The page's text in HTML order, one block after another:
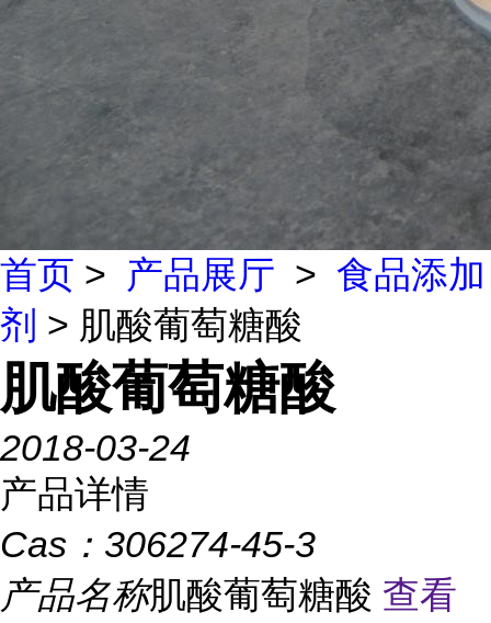
首页 > 产品展厅 > 食品添加
剂 > 肌酸葡萄糖酸
肌酸葡萄糖酸
2018-03-24
产品详情
Cas： 306274-45-3
产品名称肌酸葡萄糖酸 查看